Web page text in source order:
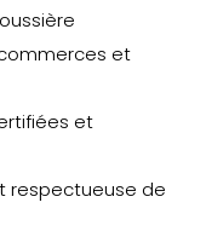
et
et
respectueuse de